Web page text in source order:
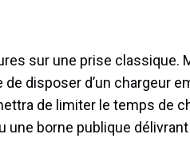
sur une prise classique.
disposer d’un chargeur
de limiter le temps de
borne publique